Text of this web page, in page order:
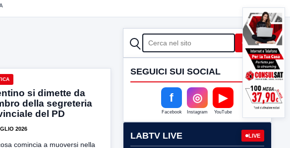
si dimette da
della segreteria
del PD
2026
comincia a muoversi nella
CERCA Cerca
SEGUICI SUI SOCIAL
f
Facebook
◎
Instagram
▶
YouTube
LABTV LIVE LIVE